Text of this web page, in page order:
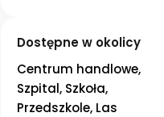
Dostępne w okolicy
Centrum handlowe,
Szpital, Szkoła,
Przedszkole, Las